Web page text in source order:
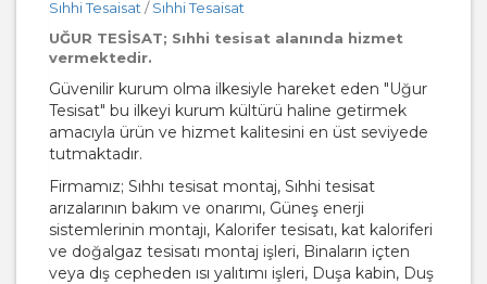
Sıhhi Tesaisat /Sıhhi Tesaisat
UĞUR TESİSAT; Sıhhi tesisat alanında hizmet
vermektedir.
Güvenilir kurum olma ilkesiyle hareket eden "Uğur
Tesisat" bu ilkeyi kurum kültürü haline getirmek
amacıyla ürün ve hizmet kalitesini en üst seviyede
tutmaktadır.
Firmamız; Sıhhı tesisat montaj, Sıhhi tesisat
arızalarının bakım ve onarımı, Güneş enerji
sistemlerinin montajı, Kalorifer tesisatı, kat kaloriferi
ve doğalgaz tesisatı montaj işleri, Binaların içten
veya dış cepheden ısı yalıtımı işleri, Duşa kabin, Duş